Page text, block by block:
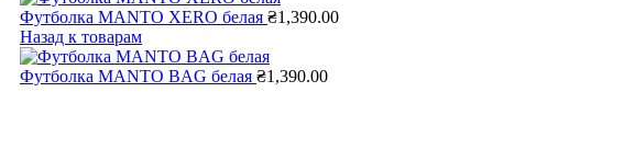
Футболка MANTO XERO белая ₴1,390.00
Назад к товарам
Футболка MANTO BAG белая ₴1,390.00